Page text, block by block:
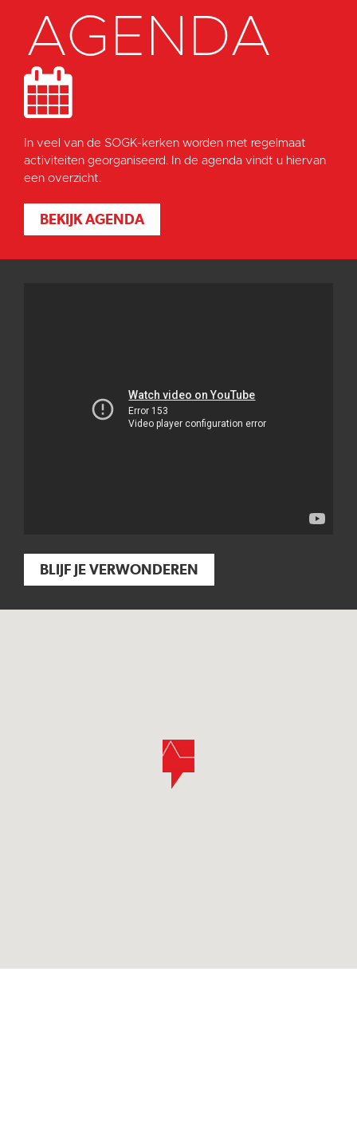
AGENDA
In veel van de SOGK-kerken worden met regelmaat
activiteiten georganiseerd. In de agenda vindt u hiervan
een overzicht.
BEKIJK AGENDA
BLIJF JE VERWONDEREN